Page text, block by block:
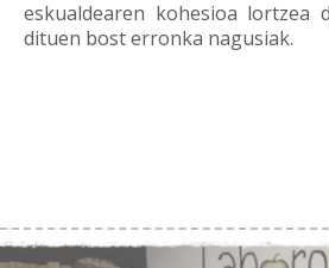
eskualdearen kohesioa lortzea
dituen bost erronka nagusiak.